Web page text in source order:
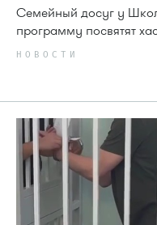
Семейный досуг у
программу посвятят
НОВОСТИ